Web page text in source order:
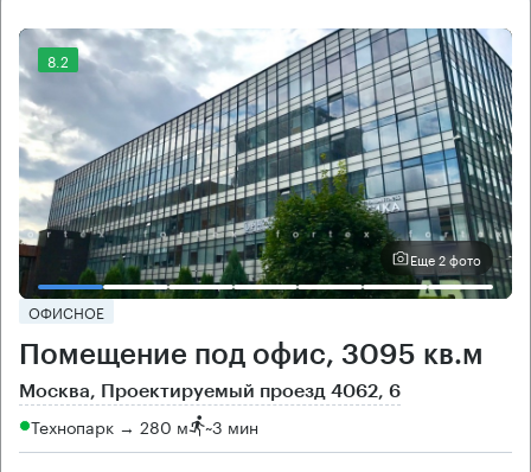
8.2
Еще 2 фото
ОФИСНОЕ
Помещение под офис, 3095 кв.м
Москва, Проектируемый проезд 4062, 6
Технопарк → 280 м ~3 мин